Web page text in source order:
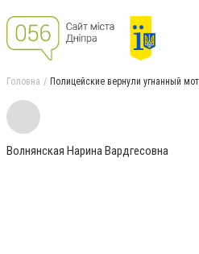
Головна Полицейские вернули угнанный
Волнянская Нарина Вардгесовна